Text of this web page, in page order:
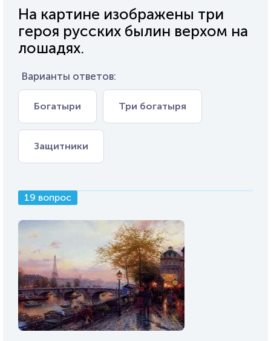
На картине изображены три
героя русских былин верхом на
лошадях.
Варианты ответов:
Богатыри Три богатыря
Защитники
19 вопрос